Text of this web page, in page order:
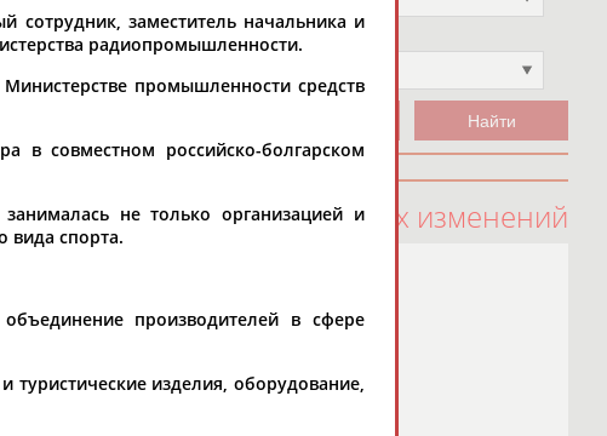
Чемпион
100 последних изменений
заместитель начальника и
радиопромышленности.
промышленности средств
в совместном российско-болгарском
не только организацией и
вида спорта.
производителей в сфере
туристические изделия, оборудование,